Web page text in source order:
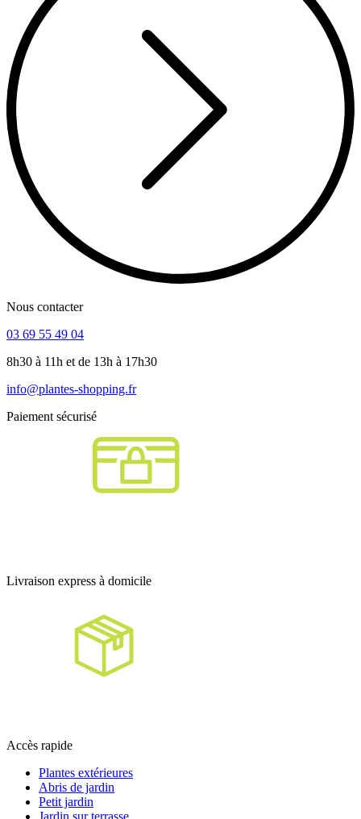
Nous contacter
03 69 55 49 04
8h30 à 11h et de 13h à 17h30
info@plantes-shopping.fr
Paiement sécurisé
Livraison express à domicile
Accès rapide
Plantes extérieures
Abris de jardin
Petit jardin
Jardin sur terrasse